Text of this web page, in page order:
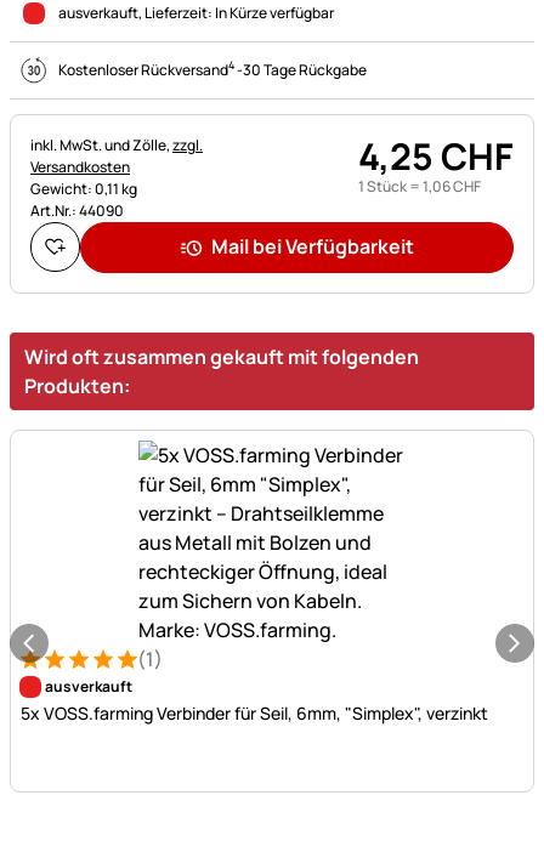
ausverkauft, Lieferzeit: In Kürze verfügbar
Kostenloser Rückversand4-30 Tage Rückgabe
Steuerhinweis:
inkl. MwSt. und Zölle,zzgl.
Versandkosten
Gewicht: 0,11 kg
Art.Nr.: 44090
4,25 CHF
1 Stück =1,06CHF
Mail bei Verfügbarkeit
Wird oft zusammen gekauft mit folgenden
Produkten:
Bewertung: 5 von 5 (1 Bewertungen)
1 Bewertung (1)
ausverkauft
5x VOSS.farming Verbinder für Seil, 6mm, "Simplex", verzinkt